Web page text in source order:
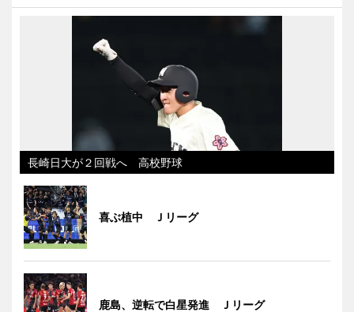
長崎日大が２回戦へ 高校野球
喜ぶ植中 Ｊリーグ
鹿島、逆転で白星発進 Ｊリーグ